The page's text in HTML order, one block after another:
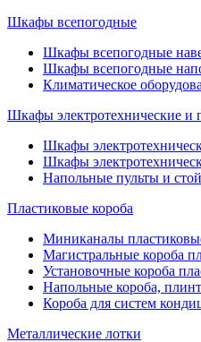
Шкафы всепогодные
Шкафы всепогодные
Шкафы всепогодные
Климатическое
Шкафы электротехнические
Шкафы
Шкафы
Напольные пульты и
Пластиковые короба
Миниканалы
Магистральные короба
Установочные короба
Напольные короба,
Короба для систем
Металлические лотки